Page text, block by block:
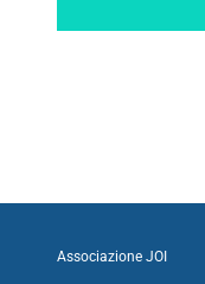
Associazione JOI